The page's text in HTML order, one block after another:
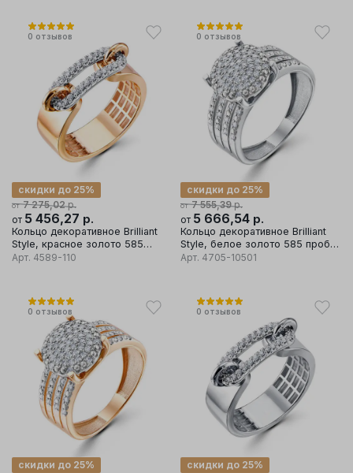
0 отзывов
от 7 275,02р.
скидки до 25%
от 5 456,27 р.
Кольцо декоративное Brilliant
Style, красное золото 585
проба, вставка бриллиант
Арт. 4589-110
0 отзывов
от 7 555,39р.
скидки до 25%
от 5 666,54 р.
Кольцо декоративное Brilliant
Style, белое золото 585 проба,
вставка бриллиант
Арт. 4705-10501
0 отзывов
скидки до 25%
0 отзывов
скидки до 25%